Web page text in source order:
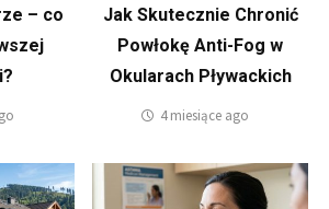
– co
Jak Skutecznie Chronić
Powłokę Anti-Fog w
Okularach Pływackich
4 miesiące ago